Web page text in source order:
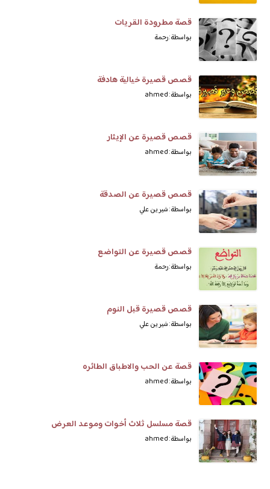
قصة مطرودة القريات
بواسطة: رحمة
قصص قصيرة خيالية هادفة
بواسطة: ahmed
قصص قصيرة عن الإيثار
بواسطة: ahmed
قصص قصيرة عن الصدقة
بواسطة: شيرين علي
قصص قصيرة عن التواضع
بواسطة: رحمة
قصص قصيرة قبل النوم
بواسطة: شيرين علي
قصة عن الحب والاطباق الطائره
بواسطة: ahmed
قصة مسلسل ثلاث أخوات وموعد العرض
بواسطة: ahmed